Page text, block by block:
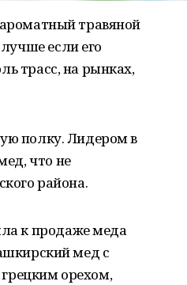
травяной
если его
трасс, на рынках,
полку. Лидером в
что не
района.
к продаже меда
мед с
орехом,